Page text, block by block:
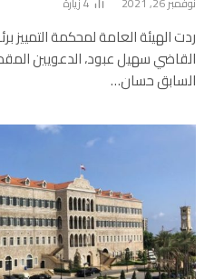
ردت الهيئة العامة لمحكمة
القاضي سهيل عبود، الدعويين
السابق حسان…